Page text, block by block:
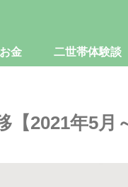
お金 二世帯体験談
2021年5月